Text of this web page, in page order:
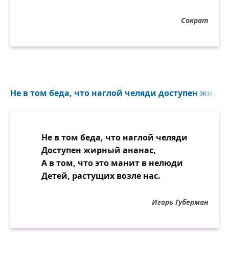
Сократ
Не в том беда, что наглой челяди доступен
Не в том беда, что наглой челяди
Доступен жирный ананас,
А в том, что это манит в нелюди
Детей, растущих возле нас.
Игорь Губерман